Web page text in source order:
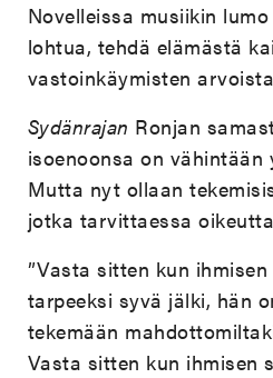
Novelleissa musiikin
lohtua, tehdä elämästä
vastoinkäymisten
Sydänrajan Ronjan
isoenoonsa on vähintään
Mutta nyt ollaan
jotka tarvittaessa
”Vasta sitten kun
tarpeeksi syvä jälki, hän
tekemään
Vasta sitten kun ihmisen